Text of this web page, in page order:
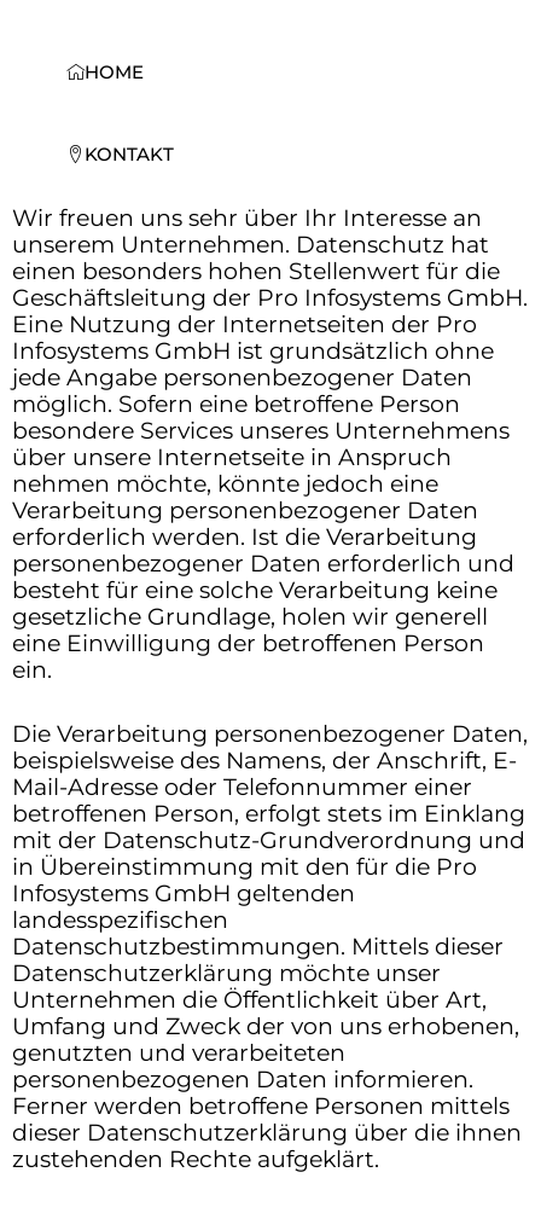
HOME
KONTAKT
Wir freuen uns sehr über Ihr Interesse an
unserem Unternehmen. Datenschutz hat
einen besonders hohen Stellenwert für die
Geschäftsleitung der Pro Infosystems GmbH.
Eine Nutzung der Internetseiten der Pro
Infosystems GmbH ist grundsätzlich ohne
jede Angabe personenbezogener Daten
möglich. Sofern eine betroffene Person
besondere Services unseres Unternehmens
über unsere Internetseite in Anspruch
nehmen möchte, könnte jedoch eine
Verarbeitung personenbezogener Daten
erforderlich werden. Ist die Verarbeitung
personenbezogener Daten erforderlich und
besteht für eine solche Verarbeitung keine
gesetzliche Grundlage, holen wir generell
eine Einwilligung der betroffenen Person
ein.
Die Verarbeitung personenbezogener Daten,
beispielsweise des Namens, der Anschrift, E-
Mail-Adresse oder Telefonnummer einer
betroffenen Person, erfolgt stets im Einklang
mit der Datenschutz-Grundverordnung und
in Übereinstimmung mit den für die Pro
Infosystems GmbH geltenden
landesspezifischen
Datenschutzbestimmungen. Mittels dieser
Datenschutzerklärung möchte unser
Unternehmen die Öffentlichkeit über Art,
Umfang und Zweck der von uns erhobenen,
genutzten und verarbeiteten
personenbezogenen Daten informieren.
Ferner werden betroffene Personen mittels
dieser Datenschutzerklärung über die ihnen
zustehenden Rechte aufgeklärt.